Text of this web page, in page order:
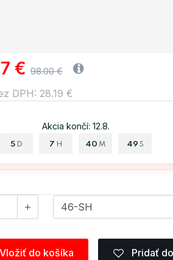
€ 98.00 €
DPH: 28.19 €
Akcia končí: 12.8.
5 D 7 H 40 M 48 S
Vložiť do košíka Pridať